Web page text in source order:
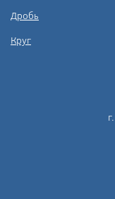
Дробь
Круг
г.